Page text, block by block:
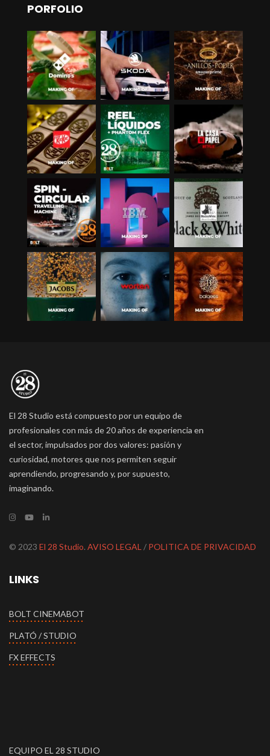
PORFOLIO
El 28 Studio está compuesto por un equipo de
profesionales con más de 20 años de experiencia en
el sector, impulsados por dos valores: pasión y
curiosidad, motores que nos permiten seguir
aprendiendo, progresando y, por supuesto,
imaginando.
© 2023 El 28 Studio. AVISO LEGAL / POLITICA DE PRIVACIDAD
LINKS
BOLT CINEMABOT
PLATÓ / STUDIO
FX EFFECTS
EQUIPO EL 28 STUDIO